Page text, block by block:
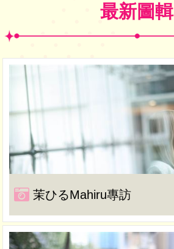
最新圖輯
茉ひるMahiru專訪